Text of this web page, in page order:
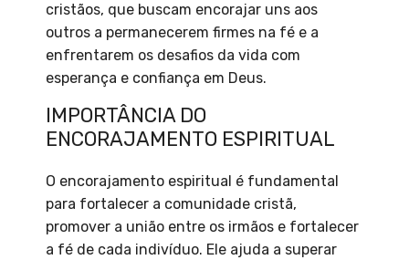
cristãos, que buscam encorajar uns aos
outros a permanecerem firmes na fé e a
enfrentarem os desafios da vida com
esperança e confiança em Deus.
IMPORTÂNCIA DO
ENCORAJAMENTO ESPIRITUAL
O encorajamento espiritual é fundamental
para fortalecer a comunidade cristã,
promover a união entre os irmãos e fortalecer
a fé de cada indivíduo. Ele ajuda a superar